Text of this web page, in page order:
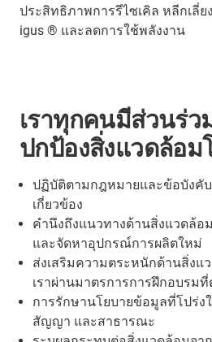
ประสิทธิภาพการรีไซเคิล หลีกเลี่
igus ® และลดการใช้พลังงาน
เราทุกคนมีส่วนร่ว
ปกป้องสิ่งแวดล้อม
ปฏิบัติตามกฎหมายและข้อบังคั
เกี่ยวข้อง
คำนึงถึงแนวทางด้านสิ่งแวดล้อ
และจัดหาอุปกรณ์การผลิตใหม่
ส่งเสริมความตระหนักด้านสิ่งแ
เราผ่านมาตรการการฝึกอบรมที่
การรักษานโยบายข้อมูลที่โปร่ง
สัญญา และสาธารณะ